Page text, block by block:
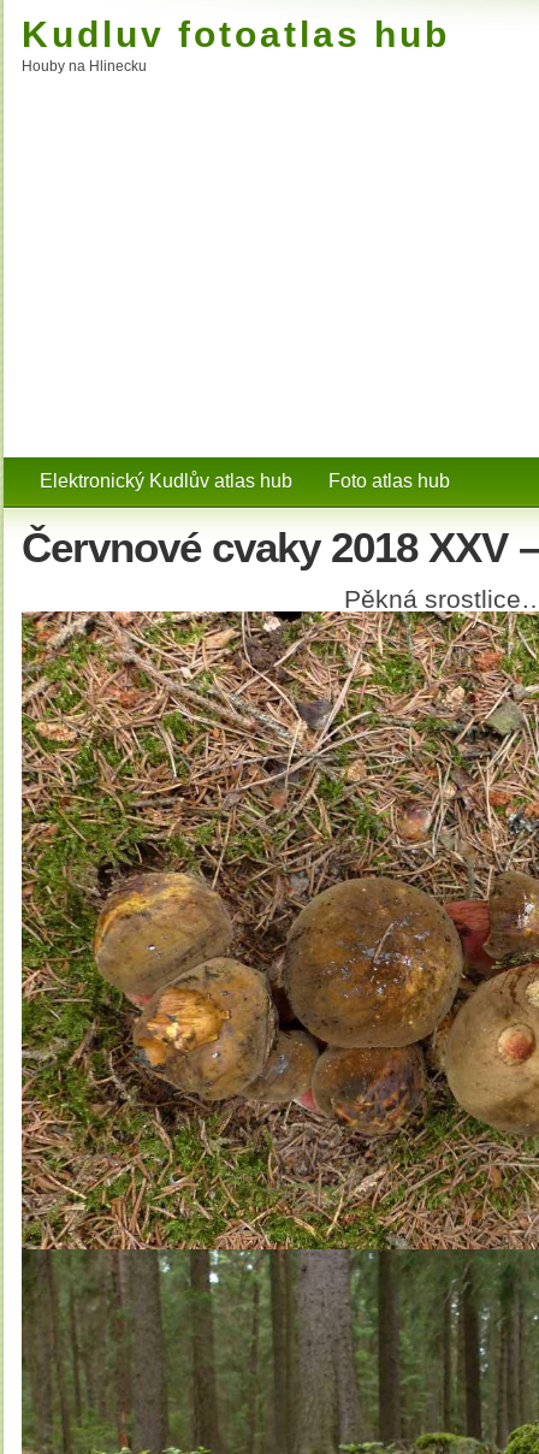
Kudluv fotoatlas hub
Houby na Hlinecku
Elektronický Kudlův atlas hub Foto atlas hub
Červnové cvaky 2018 XXV
Pěkná